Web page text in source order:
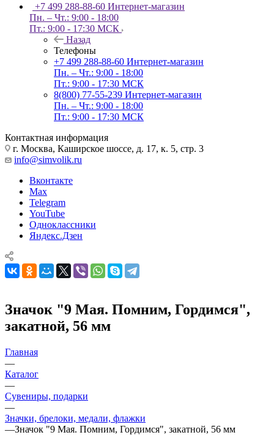
+7 499 288-88-60 Интернет-магазин
Пн. – Чт.: 9:00 - 18:00
Пт.: 9:00 - 17:30 МСК
Назад
Телефоны
+7 499 288-88-60 Интернет-магазин
Пн. – Чт.: 9:00 - 18:00
Пт.: 9:00 - 17:30 МСК
8(800) 77-55-239 Интернет-магазин
Пн. – Чт.: 9:00 - 18:00
Пт.: 9:00 - 17:30 МСК
Контактная информация
г. Москва, Каширское шоссе, д. 17, к. 5, стр. 3
info@simvolik.ru
Вконтакте
Max
Telegram
YouTube
Одноклассники
Яндекс.Дзен
Значок "9 Мая. Помним, Гордимся",
закатной, 56 мм
Главная
—
Каталог
—
Сувениры, подарки
—
Значки, брелоки, медали, флажки
—Значок "9 Мая. Помним, Гордимся", закатной, 56 мм